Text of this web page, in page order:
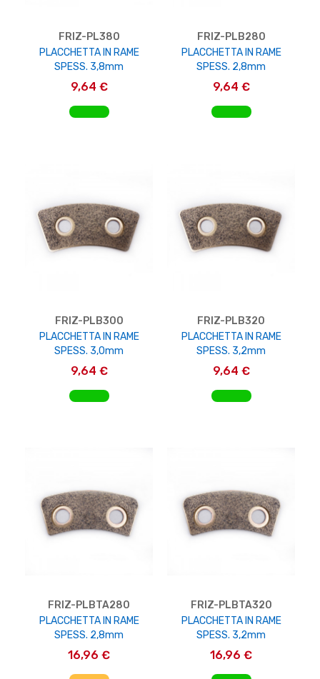
FRIZ-PL380
PLACCHETTA IN RAME
SPESS. 3,8mm
9,64 €
AGGIUNGI AL CARRELLO
FRIZ-PLB280
PLACCHETTA IN RAME
SPESS. 2,8mm
9,64 €
AGGIUNGI AL CARRELLO
FRIZ-PLB300
PLACCHETTA IN RAME
SPESS. 3,0mm
9,64 €
AGGIUNGI AL CARRELLO
FRIZ-PLB320
PLACCHETTA IN RAME
SPESS. 3,2mm
9,64 €
AGGIUNGI AL CARRELLO
FRIZ-PLBTA280
PLACCHETTA IN RAME
SPESS. 2,8mm
16,96 €
AGGIUNGI AL CARRELLO
FRIZ-PLBTA320
PLACCHETTA IN RAME
SPESS. 3,2mm
16,96 €
AGGIUNGI AL CARRELLO